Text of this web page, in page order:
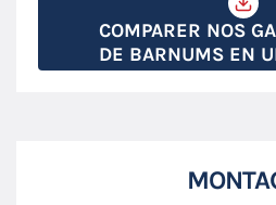
COMPARER NOS
DE BARNUMS EN